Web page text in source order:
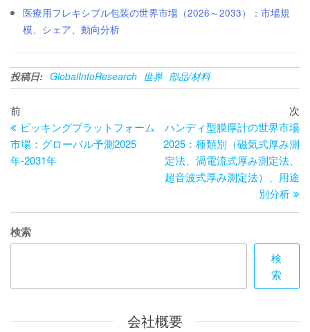
医療用フレキシブル包装の世界市場（2026～2033）：市場規
模、シェア、動向分析
投稿日: GlobalInfoResearch 世界 部品/材料
投
稿
ナ
ゲ
ー
シ
ン
過
去
の
投
前
ピッキングプラットフォーム
市場：グローバル予測2025
年-2031年
の
次
ハンディ型膜厚計の世界市場
2025：種類別（磁気式厚み測
定法、渦電流式厚み測定法、
超音波式厚み測定法）、用途
別分析
検索
検
索
会社概要